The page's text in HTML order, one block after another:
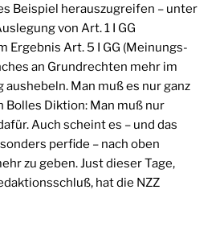
Beispiel herauszugreifen – unter
von Art. 1 I GG
Ergebnis Art. 5 I GG (Meinungs­
an Grundrechten mehr im
Man muß es nur ganz
Bolles Diktion: Man muß nur
Auch scheint es – und das
perfide – nach oben
zu geben. Just dieser Tage,
hat die NZZ